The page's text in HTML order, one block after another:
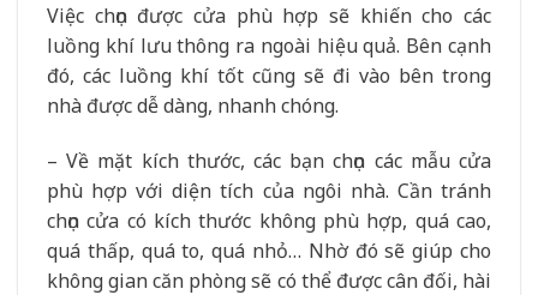
Việc chọn được cửa phù hợp sẽ khiến cho các
luồng khí lưu thông ra ngoài hiệu quả. Bên cạnh
đó, các luồng khí tốt cũng sẽ đi vào bên trong
nhà được dễ dàng, nhanh chóng.
– Về mặt kích thước, các bạn chọn các mẫu cửa
phù hợp với diện tích của ngôi nhà. Cần tránh
chọn cửa có kích thước không phù hợp, quá cao,
quá thấp, quá to, quá nhỏ… Nhờ đó sẽ giúp cho
không gian căn phòng sẽ có thể được cân đối, hài